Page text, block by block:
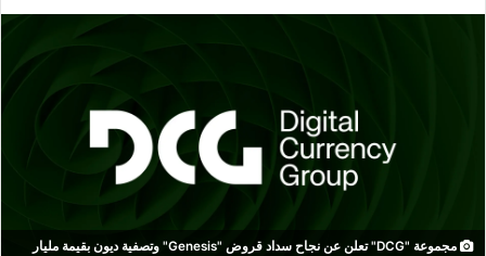
مجموعة "DCG" تعلن عن نجاح سداد قروض "Genesis" وتصفية ديون بقيمة مليار